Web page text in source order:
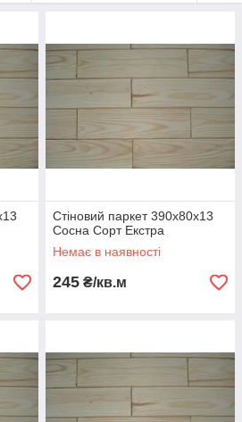
ідеальний для оформлення
і лоджій, житлових і нежитлових
те, що цей матеріал дуже нагадує
відсутній поділ на сорти, так як для
тільки гладка, рівна, загалом,
- досить популярна позиція.
Стіновий паркет 390х80х13
Сосна Сорт Екстра
Немає в наявності
245 ₴/кв.м